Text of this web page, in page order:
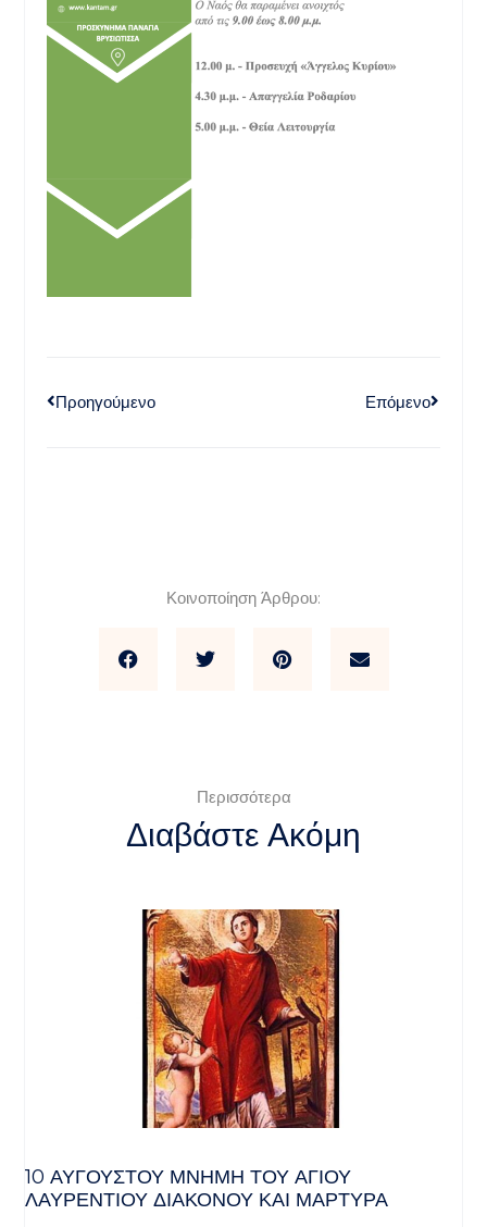
Προηγούμενο Επόμενο
Κοινοποίηση Άρθρου:
Περισσότερα
Διαβάστε Ακόμη
10 ΑΥΓΟΥΣΤΟΥ ΜΝΗΜΗ ΤΟΥ ΑΓΙΟΥ
ΛΑΥΡΕΝΤΙΟΥ ΔΙΑΚΟΝΟΥ ΚΑΙ ΜΑΡΤΥΡΑ